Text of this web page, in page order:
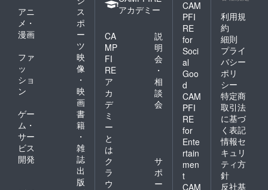
アニ
メ・
漫画
ス
ポ
ー
ツ
ファ
ッ
ショ
ン
映
像
・
映
画
ゲー
ム・
サー
ビス
開発
書
籍
・
雑
誌
出
版
アカデミー
CA
MP
FI
RE
ア
カ
デ
ミ
ー
と
は
説
明
会
・
相
談
会
ク
ラ
ウ
サ
ポ
ー
CAM
PFI
RE
for
Soci
al
Goo
d
CAM
PFI
RE
for
Ente
rtain
men
t
CAM
利用規
約
細則
プライ
バシー
ポリ
シー
特定商
取引法
に基づ
く表記
情報セ
キュリ
ティ方
針
反社基